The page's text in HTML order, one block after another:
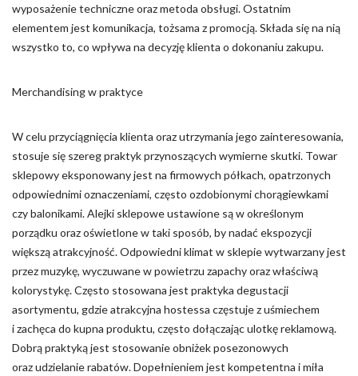
wyposażenie techniczne oraz metoda obsługi. Ostatnim
elementem jest komunikacja, tożsama z promocją. Składa się na nią
wszystko to, co wpływa na decyzję klienta o dokonaniu zakupu.
Merchandising w praktyce
W celu przyciągnięcia klienta oraz utrzymania jego zainteresowania,
stosuje się szereg praktyk przynoszących wymierne skutki. Towar
sklepowy eksponowany jest na firmowych półkach, opatrzonych
odpowiednimi oznaczeniami, często ozdobionymi chorągiewkami
czy balonikami. Alejki sklepowe ustawione są w określonym
porządku oraz oświetlone w taki sposób, by nadać ekspozycji
większą atrakcyjność. Odpowiedni klimat w sklepie wytwarzany jest
przez muzykę, wyczuwane w powietrzu zapachy oraz właściwą
kolorystykę. Często stosowana jest praktyka degustacji
asortymentu, gdzie atrakcyjna hostessa częstuje z uśmiechem
i zachęca do kupna produktu, często dołączając ulotkę reklamową.
Dobrą praktyką jest stosowanie obniżek posezonowych
oraz udzielanie rabatów. Dopełnieniem jest kompetentna i miła